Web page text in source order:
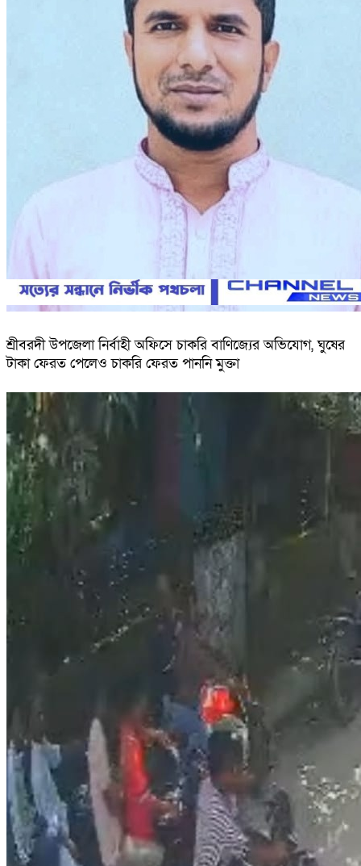
শ্রীবরদী উপজেলা নির্বাহী অফিসে চাকরি বাণিজ্যের অভিযোগ, ঘুষের
টাকা ফেরত পেলেও চাকরি ফেরত পাননি মুক্তা